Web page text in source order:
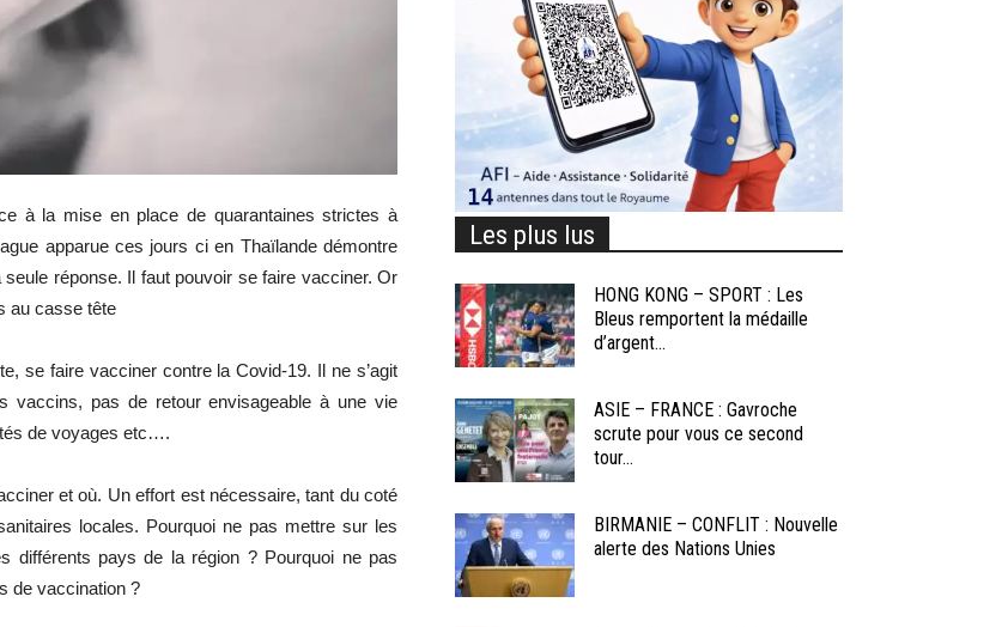
à la mise en place de quarantaines strictes à
apparue ces jours ci en Thaïlande démontre
réponse. Il faut pouvoir se faire vacciner. Or
au casse tête
se faire vacciner contre la Covid-19. Il ne s’agit
vaccins, pas de retour envisageable à une vie
de voyages etc….
et où. Un effort est nécessaire, tant du coté
locales. Pourquoi ne pas mettre sur les
différents pays de la région ? Pourquoi ne pas
de vaccination ?
Les plus lus
HONG KONG – SPORT : Les
Bleus remportent la médaille
d’argent...
ASIE – FRANCE : Gavroche
scrute pour vous ce second
tour...
BIRMANIE – CONFLIT : Nouvelle
alerte des Nations Unies